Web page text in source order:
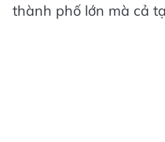
thành phố lớn mà cả